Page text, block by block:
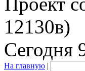
12130в)
Сегодня
На главную |